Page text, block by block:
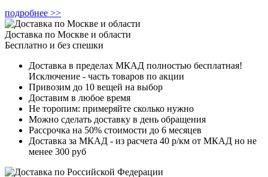
подробнее >>
Доставка по Москве и области
Бесплатно и без спешки
Доставка в пределах МКАД полностью бесплатная!
Исключение - часть товаров по акции
Привозим до 10 вещей на выбор
Доставим в любое время
Не торопим: примеряйте сколько нужно
Можно сделать доставку в день обращения
Рассрочка на 50% стоимости до 6 месяцев
Доставка за МКАД - из расчета 40 р/км от МКАД но не
менее 300 руб